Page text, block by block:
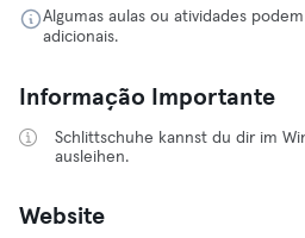
Algumas aulas ou atividades
adicionais.
Informação Importante
Schlittschuhe kannst du dir im
ausleihen.
Website